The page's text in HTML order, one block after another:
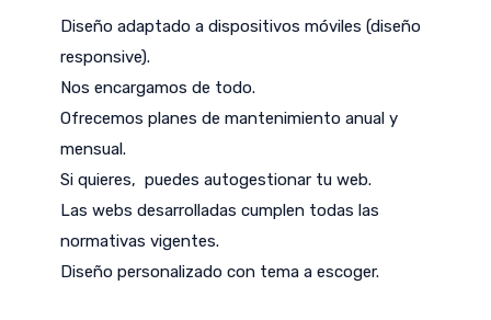
Diseño adaptado a dispositivos móviles (diseño
responsive).
Nos encargamos de todo.
Ofrecemos planes de mantenimiento anual y
mensual.
Si quieres, puedes autogestionar tu web.
Las webs desarrolladas cumplen todas las
normativas vigentes.
Diseño personalizado con tema a escoger.